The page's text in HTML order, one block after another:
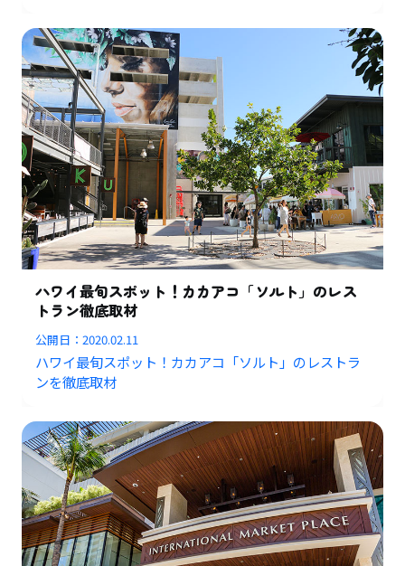
ハワイ最旬スポット！カカアコ「ソルト」のレス
トラン徹底取材
公開日：2020.02.11
ハワイ最旬スポット！カカアコ「ソルト」のレストラ
ンを徹底取材